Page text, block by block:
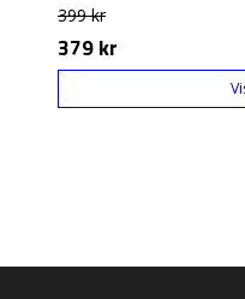
399 kr
379 kr